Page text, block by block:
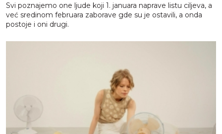
Svi poznajemo one ljude koji 1. januara naprave listu ciljeva, a
već sredinom februara zaborave gde su je ostavili, a onda
postoje i oni drugi.